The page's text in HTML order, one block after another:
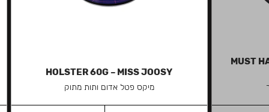
MUST
HOLSTER 60G – MISS JOOSY
מיקס פטל אדום ותות מתוק